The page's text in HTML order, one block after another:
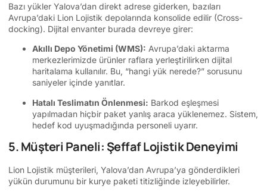
Bazı yükler Yalova’dan direkt adrese giderken, bazıları
Avrupa’daki Lion Lojistik depolarında konsolide edilir (Cross-
docking). Dijital envanter burada devreye girer:
Akıllı Depo Yönetimi (WMS): Avrupa’daki aktarma
merkezlerimizde ürünler raflara yerleştirilirken dijital
haritalama kullanılır. Bu, “hangi yük nerede?” sorusunu
saniyeler içinde yanıtlar.
Hatalı Teslimatın Önlenmesi: Barkod eşleşmesi
yapılmadan hiçbir paket yanlış araca yüklenemez. Sistem,
hedef kod uyuşmadığında personeli uyarır.
5. Müşteri Paneli: Şeffaf Lojistik Deneyimi
Lion Lojistik müşterileri, Yalova’dan Avrupa’ya gönderdikleri
yükün durumunu bir kurye paketi titizliğinde izleyebilirler.